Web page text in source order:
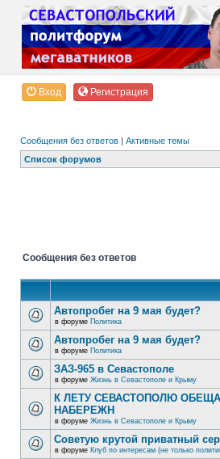
Вход Регистрация
Сообщения без ответов | Активные темы
Список форумов
Сообщения без ответов
Автопробег на 9 мая будет?
в форуме Политика
Автопробег на 9 мая будет?
в форуме Политика
ЗАЗ-965 в Севастополе
в форуме Жизнь в Севастополе и Крыму
К ЛЕТУ СЕВАСТОПОЛЮ
НАБЕРЕЖН
в форуме Жизнь в Севастополе и Крыму
Советую крутой приватный
в форуме Клуб по интересам (не только